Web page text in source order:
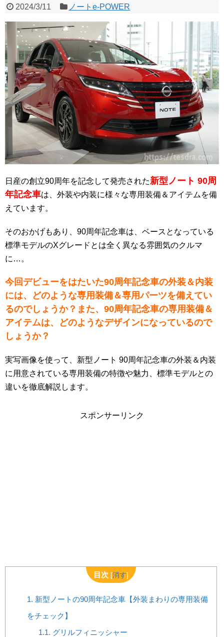
2024/3/11 ノートe-POWER
日産の創立90周年を記念して発売された新型ノート 90周
年記念車は、外装や内装に様々な専用装備＆アイテムを備
えています。
そのおかげもあり、90周年記念車は、ベースとなっている
標準モデルのXグレードとは全く異なる雰囲気のクルマ
に…。
今回デビューをはたいた90周年記念車の外装＆内装
には、どのような専用装備＆専用パーツを備えてい
るのでしょうか？また、90周年記念車の専用装備＆
アイテムは、どのようなデザインになっているので
しょうか？
実写画像を使って、新型ノート 90周年記念車の外装＆内装
に用意されている専用装備の特徴や魅力、標準モデルとの
違いを徹底解説します。
スポンサーリンク
目次 [消す]
1. 新型ノートの90周年記念車【外装まわりの専用装備
をチェック】
1.1. グリルフィニッシャー